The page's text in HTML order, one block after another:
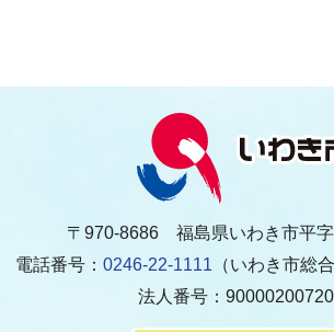
〒970-8686 福島県いわき市平
電話番号： 0246-22-1111 （いわき市総
法人番号：